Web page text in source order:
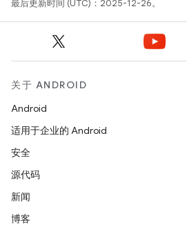
最后更新时间 (UTC)：2025-12-26。
关于 ANDROID
Android
适用于企业的 Android
安全
源代码
新闻
博客